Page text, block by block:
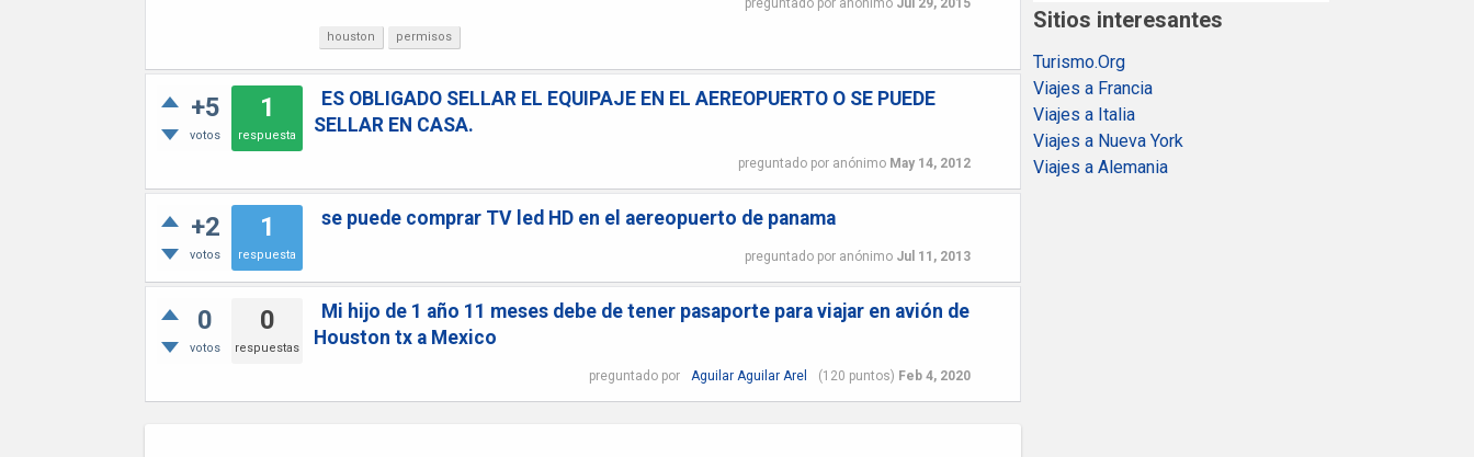
houston permisos
+5
votos
1
respuesta
ES OBLIGADO SELLAR EL EQUIPAJE EN EL AEREOPUERTO O SE PUEDE
SELLAR EN CASA.
preguntado por anónimo May 14, 2012
+2
votos
1
respuesta
se puede comprar TV led HD en el aereopuerto de panama
preguntado por anónimo Jul 11, 2013
0
votos
0
respuestas
Mi hijo de 1 año 11 meses debe de tener pasaporte para viajar en avión de
Houston tx a Mexico
preguntado por Aguilar Aguilar Arel (120 puntos) Feb 4, 2020
Sitios interesantes
Turismo.Org
Viajes a Francia
Viajes a Italia
Viajes a Nueva York
Viajes a Alemania